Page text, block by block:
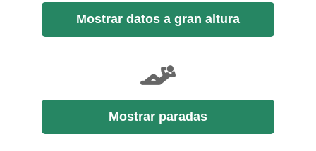
Mostrar datos a gran altura
Mostrar paradas